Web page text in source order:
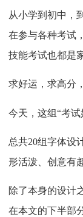
从小学到初中，
在参与各种考试
技能考试也都是
求好运，求高分
今天，这组“考
总共20组字体设
形活泼、创意有
除了本身的设计
在本文的下半部